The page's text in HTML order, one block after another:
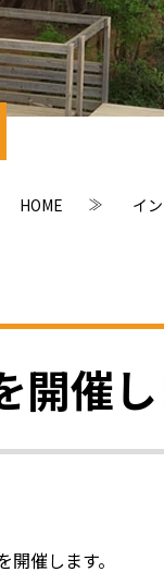
HOME イ
催し
催します。